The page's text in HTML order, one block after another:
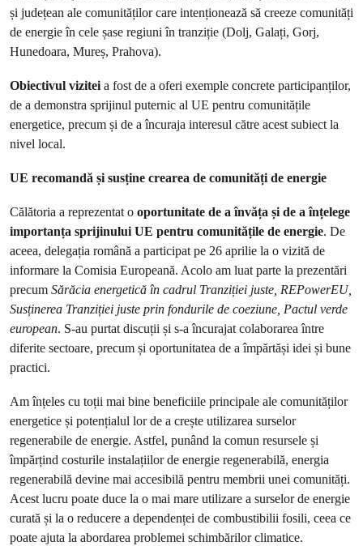
și județean ale comunităților care intenționează să creeze comunități
de energie în cele șase regiuni în tranziție (Dolj, Galați, Gorj,
Hunedoara, Mureș, Prahova).
Obiectivul viziteia fost de a oferi exemple concrete participanților,
de a demonstra sprijinul puternic al UE pentru comunitățile
energetice, precum și de a încuraja interesul către acest subiect la
nivel local.
UE recomandă și susține crearea de comunități de energie
Călătoria a reprezentat o oportunitate de a învăța și de a înțelege
importanța sprijinului UE pentru comunitățile de energie. De
aceea, delegația română a participat pe 26 aprilie la o vizită de
informare la Comisia Europeană. Acolo am luat parte la prezentări
precum Sărăcia energetică în cadrul Tranziției juste, REPowerEU,
Susținerea Tranziției juste prin fondurile de coeziune, Pactul verde
european. S-au purtat discuții și s-a încurajat colaborarea între
diferite sectoare, precum și oportunitatea de a împărtăși idei și bune
practici.
Am înțeles cu toții mai bine beneficiile principale ale comunităților
energetice și potențialul lor de a crește utilizarea surselor
regenerabile de energie. Astfel, punând la comun resursele și
împărțind costurile instalațiilor de energie regenerabilă, energia
regenerabilă devine mai accesibilă pentru membrii unei comunități.
Acest lucru poate duce la o mai mare utilizare a surselor de energie
curată și la o reducere a dependenței de combustibilii fosili, ceea ce
poate ajuta la abordarea problemei schimbărilor climatice.